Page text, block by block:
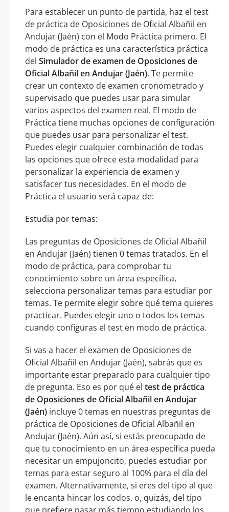
Para establecer un punto de partida, haz el test
de práctica de Oposiciones de Oficial Albañil en
Andujar (Jaén) con el Modo Práctica primero. El
modo de práctica es una característica práctica
del Simulador de examen de Oposiciones de
Oficial Albañil en Andujar (Jaén). Te permite
crear un contexto de examen cronometrado y
supervisado que puedes usar para simular
varios aspectos del examen real. El modo de
Práctica tiene muchas opciones de configuración
que puedes usar para personalizar el test.
Puedes elegir cualquier combinación de todas
las opciones que ofrece esta modalidad para
personalizar la experiencia de examen y
satisfacer tus necesidades. En el modo de
Práctica el usuario será capaz de:
Estudia por temas:
Las preguntas de Oposiciones de Oficial Albañil
en Andujar (Jaén) tienen 0 temas tratados. En el
modo de práctica, para comprobar tu
conocimiento sobre un área específica,
selecciona personalizar temas para estudiar por
temas. Te permite elegir sobre qué tema quieres
practicar. Puedes elegir uno o todos los temas
cuando configuras el test en modo de práctica.
Si vas a hacer el examen de Oposiciones de
Oficial Albañil en Andujar (Jaén), sabrás que es
importante estar preparado para cualquier tipo
de pregunta. Eso es por qué el test de práctica
de Oposiciones de Oficial Albañil en Andujar
(Jaén) incluye 0 temas en nuestras preguntas de
práctica de Oposiciones de Oficial Albañil en
Andujar (Jaén). Aún así, si estás preocupado de
que tu conocimiento en un área específica pueda
necesitar un empujoncito, puedes estudiar por
temas para estar seguro al 100% para el día del
examen. Alternativamente, si eres del tipo al que
le encanta hincar los codos, o, quizás, del tipo